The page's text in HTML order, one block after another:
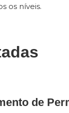
os níveis.
de